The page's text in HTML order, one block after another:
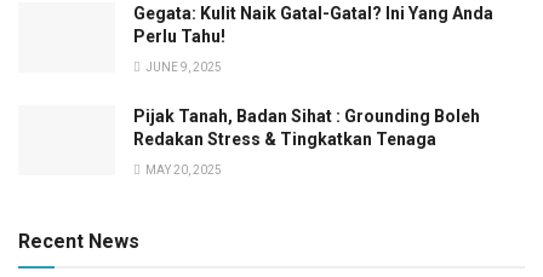
Gegata: Kulit Naik Gatal-Gatal? Ini Yang Anda
Perlu Tahu!
JUNE 9, 2025
Pijak Tanah, Badan Sihat : Grounding Boleh
Redakan Stress & Tingkatkan Tenaga
MAY 20, 2025
Recent News